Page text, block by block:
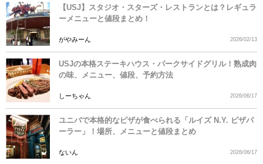
【USJ】スタジオ・スターズ・レストランとは？レギュラ
ーメニューと値段まとめ！
がやみーん 2026/02/13
USJの本格ステーキハウス・パークサイドグリル！熟成肉
の味、メニュー、値段、予約方法
しーちゃん 2026/06/17
ユニバで本格的なピザが食べられる「ルイズ N.Y. ピザパ
ーラー」！場所、メニューと値段まとめ
ないん 2026/06/17